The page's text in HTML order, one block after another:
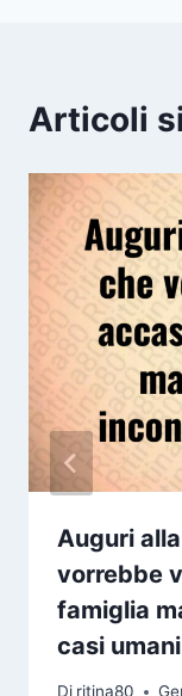
Articoli
Auguri
vorrebbe
famiglia
casi umani
Di ritina80